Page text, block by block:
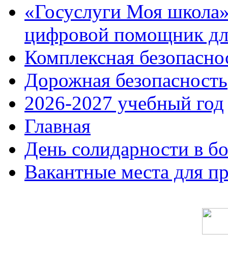
«Госуслуги Моя
цифровой помощник
Комплексная
Дорожная безопасность
2026-2027 учебный год
Главная
День солидарности в
Вакантные места для